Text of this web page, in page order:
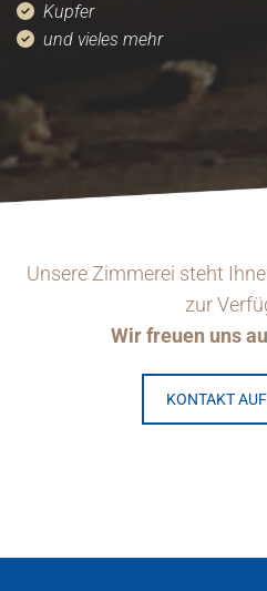
 Kupfer
 und vieles mehr
Unsere Zimmerei steht
zur
Wir freuen uns
KONTAKT